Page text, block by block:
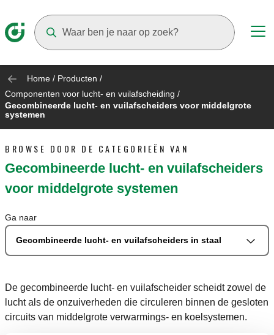
Home / Producten /
Componenten voor lucht- en vuilafscheiding /
Gecombineerde lucht- en vuilafscheiders voor middelgrote
systemen
BROWSE DOOR DE CATEGORIEËN VAN
Gecombineerde lucht- en vuilafscheiders
voor middelgrote systemen
Ga naar
Gecombineerde lucht- en vuilafscheiders in staal
De gecombineerde lucht- en vuilafscheider scheidt zowel de
lucht als de onzuiverheden die circuleren binnen de gesloten
circuits van middelgrote verwarmings- en koelsystemen.